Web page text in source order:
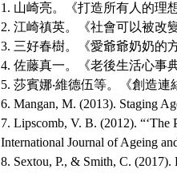
1. 山崎亮。《打造所有人的理
2. 江崎禛英。《社會可以被改
3. 三好春樹。《愛爺爺奶奶的
4. 佐藤真一。《老後生活心事
5. 莎賓娜‧維德伍等。《創造
6. Mangan, M. (2013). Staging
7. Lipscomb, V. B. (2012). “‘The
International Journal of Ageing
8. Sextou, P., & Smith, C.